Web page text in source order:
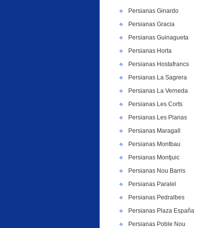
Persianas Ginardo
Persianas Gracia
Persianas Guinagueta
Persianas Horta
Persianas Hostafrancs
Persianas La Sagrera
Persianas La Verneda
Persianas Les Corts
Persianas Les Planas
Persianas Maragall
Persianas Montbau
Persianas Montjuic
Persianas Nou Barris
Persianas Paralel
Persianas Pedralbes
Persianas Plaza España
Persianas Poble Nou